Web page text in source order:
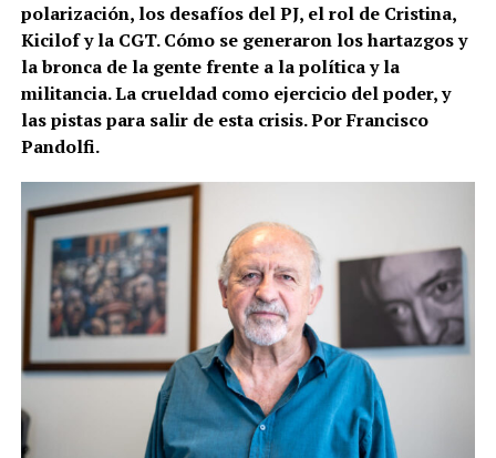
polarización, los desafíos del PJ, el rol de Cristina,
Kicilof y la CGT. Cómo se generaron los hartazgos y
la bronca de la gente frente a la política y la
militancia. La crueldad como ejercicio del poder, y
las pistas para salir de esta crisis. Por Francisco
Pandolfi.